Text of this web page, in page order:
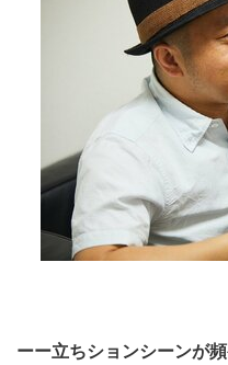
ーー立ちションシーンが